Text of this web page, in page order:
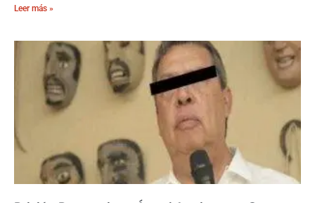
Leer más »